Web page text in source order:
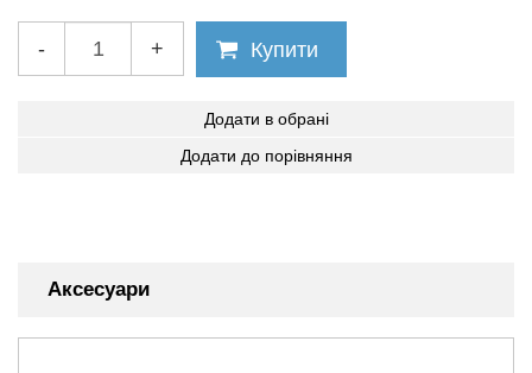
- + Купити
Додати в обрані
Додати до порівняння
Аксесуари